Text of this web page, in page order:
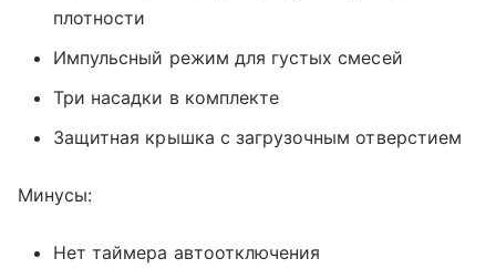
плотности
Импульсный режим для густых смесей
Три насадки в комплекте
Защитная крышка с загрузочным отверстием
Минусы:
Нет таймера автоотключения